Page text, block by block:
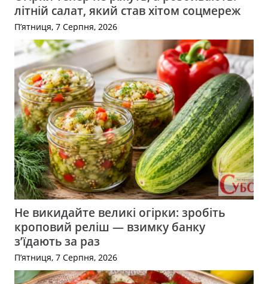
літній салат, який став хітом соцмереж
П’ятниця, 7 Серпня, 2026
Не викидайте великі огірки: зробіть
кроповий реліш — взимку банку
з’їдають за раз
П’ятниця, 7 Серпня, 2026